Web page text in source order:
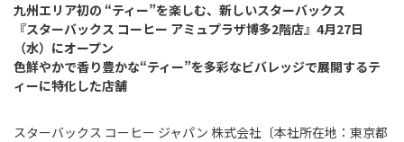
九州エリア初の “ティー”を楽しむ、新しいスターバックス
『スターバックス コーヒー アミュプラザ博多2階店』4月27日
（水）にオープン
色鮮やかで香り豊かな“ティー”を多彩なビバレッジで展開するテ
ィーに特化した店舗
スターバックス コーヒー ジャパン 株式会社〔本社所在地：東京都